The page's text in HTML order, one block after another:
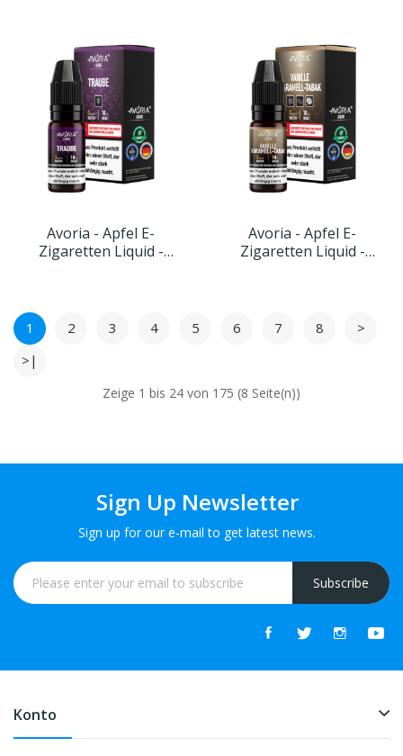
Avoria - Apfel E-
Zigaretten Liquid -
Avoria - Apfel E-
Zigaretten Liquid -
1 2 3 4 5 6 7 8
>
>|
Zeige 1 bis 24 von 175 (8 Seite(n))
Sign Up Newsletter
Sign up for our e-mail to get latest news.
Subscribe
Konto